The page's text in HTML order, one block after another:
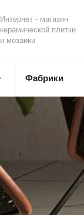
Интернет - магазин
керамической плитки
и мозаики
Фабрики
I COCCI